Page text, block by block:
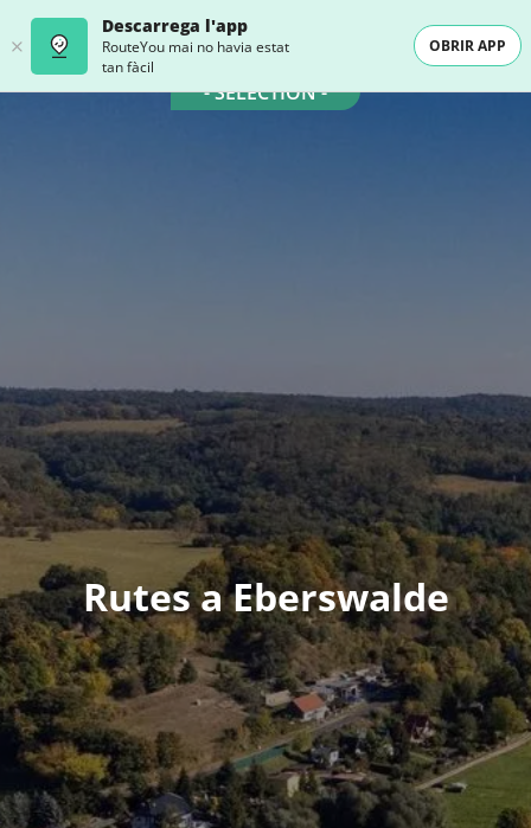
Descarrega l'app
RouteYou mai no havia estat
tan fàcil
OBRIR APP
- SELECTION -
Rutes a Eberswalde